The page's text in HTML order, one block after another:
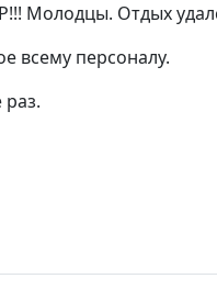
Молодцы. Отдых
всему персоналу.